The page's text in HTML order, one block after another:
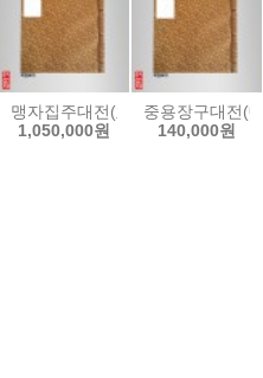
集註大全)-[內閣本]
맹자집주대전(孟子集註大全)-[內
1,050,000원
중용장구대전(
140,000원
정판)
)[內閣本]-(2016 개정판)